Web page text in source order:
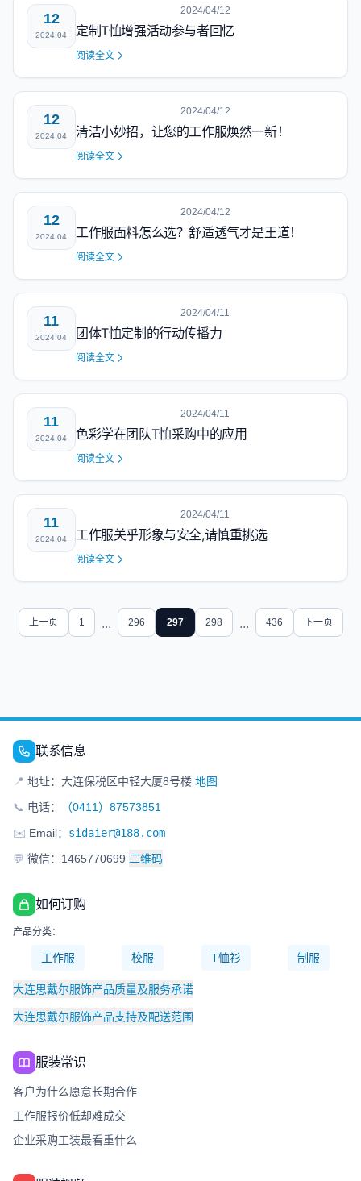
12
2024.04
2024/04/12
定制T恤增强活动参与者回忆
阅读全文
12
2024.04
2024/04/12
清洁小妙招，让您的工作服焕然一新！
阅读全文
12
2024.04
2024/04/12
工作服面料怎么选？舒适透气才是王道！
阅读全文
11
2024.04
2024/04/11
团体T恤定制的行动传播力
阅读全文
11
2024.04
2024/04/11
色彩学在团队T恤采购中的应用
阅读全文
11
2024.04
2024/04/11
工作服关乎形象与安全,请慎重挑选
阅读全文
上一页 1 ... 296 297 298 ... 436 下一页
联系信息
📍 地址：大连保税区中轻大厦8号楼 地图
📞 电话：
（0411）87573851
✉️ Email： sidaier@188.com
💬 微信：1465770699 二维码
如何订购
产品分类：
工作服 校服 T恤衫 制服
大连思戴尔服饰产品质量及服务承诺
大连思戴尔服饰产品支持及配送范围
服装常识
客户为什么愿意长期合作
工作服报价低却难成交
企业采购工装最看重什么